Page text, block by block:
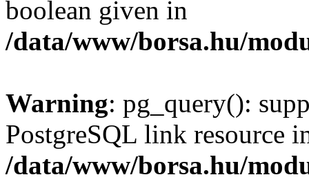
boolean given in
/data/www/borsa.hu/
Warning: pg_query():
PostgreSQL link resource
/data/www/borsa.hu/